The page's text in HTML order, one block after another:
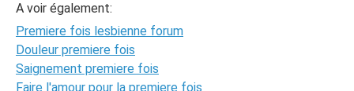
A voir également:
Premiere fois lesbienne forum
Douleur premiere fois
Saignement premiere fois
Faire l'amour pour la premiere fois